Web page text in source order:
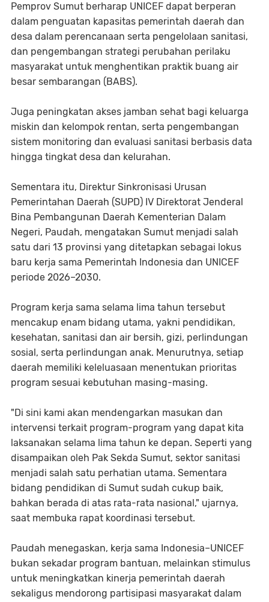
Pemprov Sumut berharap UNICEF dapat berperan
dalam penguatan kapasitas pemerintah daerah dan
desa dalam perencanaan serta pengelolaan sanitasi,
dan pengembangan strategi perubahan perilaku
masyarakat untuk menghentikan praktik buang air
besar sembarangan (BABS).
Juga peningkatan akses jamban sehat bagi keluarga
miskin dan kelompok rentan, serta pengembangan
sistem monitoring dan evaluasi sanitasi berbasis data
hingga tingkat desa dan kelurahan.
Sementara itu, Direktur Sinkronisasi Urusan
Pemerintahan Daerah (SUPD) IV Direktorat Jenderal
Bina Pembangunan Daerah Kementerian Dalam
Negeri, Paudah, mengatakan Sumut menjadi salah
satu dari 13 provinsi yang ditetapkan sebagai lokus
baru kerja sama Pemerintah Indonesia dan UNICEF
periode 2026–2030.
Program kerja sama selama lima tahun tersebut
mencakup enam bidang utama, yakni pendidikan,
kesehatan, sanitasi dan air bersih, gizi, perlindungan
sosial, serta perlindungan anak. Menurutnya, setiap
daerah memiliki keleluasaan menentukan prioritas
program sesuai kebutuhan masing-masing.
"Di sini kami akan mendengarkan masukan dan
intervensi terkait program-program yang dapat kita
laksanakan selama lima tahun ke depan. Seperti yang
disampaikan oleh Pak Sekda Sumut, sektor sanitasi
menjadi salah satu perhatian utama. Sementara
bidang pendidikan di Sumut sudah cukup baik,
bahkan berada di atas rata-rata nasional," ujarnya,
saat membuka rapat koordinasi tersebut.
Paudah menegaskan, kerja sama Indonesia–UNICEF
bukan sekadar program bantuan, melainkan stimulus
untuk meningkatkan kinerja pemerintah daerah
sekaligus mendorong partisipasi masyarakat dalam